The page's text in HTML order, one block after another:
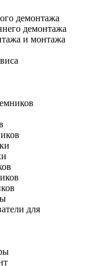
демонтажа
демонтажа
и монтажа
для